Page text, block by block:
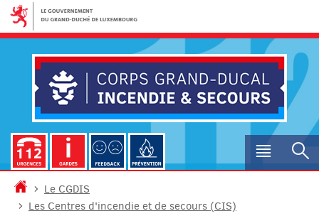
Aller
la
navigation
Aller
contenu
Menu
Accueil
Le CGDIS
Les Centres d'incendie et de secours (CIS)